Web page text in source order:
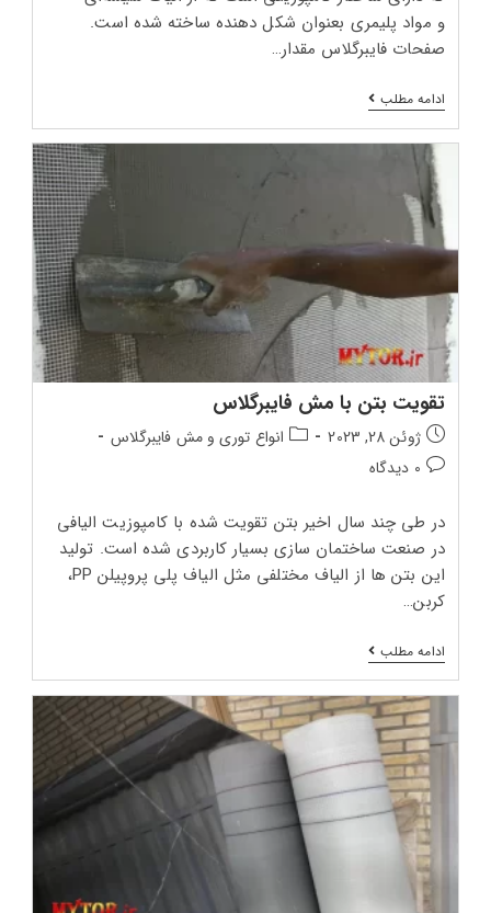
و مواد پلیمری بعنوان شکل دهنده ساخته شده است.
صفحات فایبرگلاس مقدار…
ادامه مطلبعایقکاری
با
مش
تقویت بتن با مش فایبرگلاس
تاریخ
انتشار
پست:
ژوئن 28, 2023
دسته‌بندی
انواع توری و مش فایبرگلاس
دیدگاه‌های
0 دیدگاه
در طی چند سال اخیر بتن تقویت شده با کامپوزیت الیافی
در صنعت ساختمان سازی بسیار کاربردی شده است. تولید
این بتن ها از الیاف مختلفی مثل الیاف پلی پروپیلن PP،
کربن…
ادامه مطلبتقویت
بتن
با
مش
فایبرگلاس